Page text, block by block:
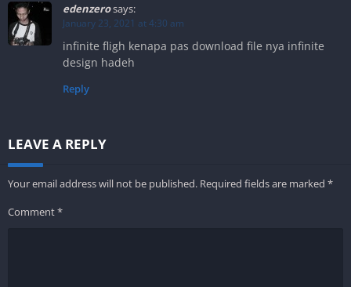
edenzerosays:
January 23, 2021 at 4:30 am
infinite fligh kenapa pas download file nya infinite
design hadeh
Reply
LEAVE A REPLY
Your email address will not be published. Required fields are marked *
Comment*